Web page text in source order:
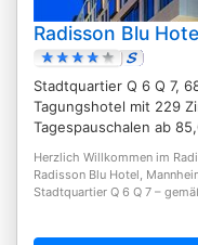
Radisson Blu
Stadtquartier Q 6 Q 7,
Tagungshotel mit 229
Tagespauschalen ab
Herzlich Willkommen im
Radisson Blu Hotel,
Stadtquartier Q 6 Q 7 –